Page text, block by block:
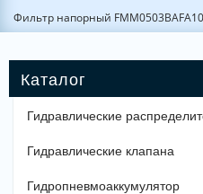
Фильтр напорный
Гидравлические
Гидравлические клапана
Гидропневмоаккумулятор